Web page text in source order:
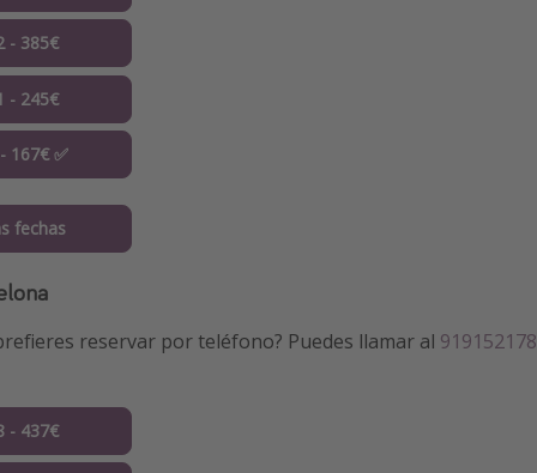
- 385€
- 245€
167€ ✅
fechas
reservar por teléfono? Puedes llamar al 919152178
- 437€